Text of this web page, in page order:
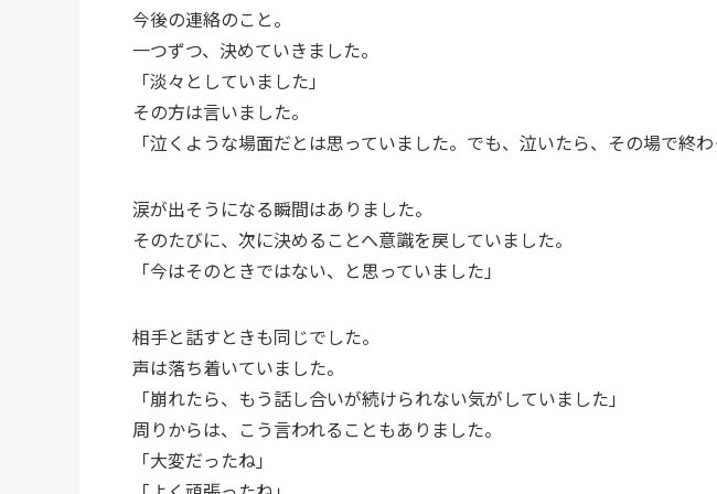
今後の連絡のこと。
一つずつ、決めていきました。
「淡々としていました」
その方は言いました。
「泣くような場面だとは思っていました。でも、泣いたら、その場で終わ
涙が出そうになる瞬間はありました。
そのたびに、次に決めることへ意識を戻していました。
「今はそのときではない、と思っていました」
相手と話すときも同じでした。
声は落ち着いていました。
「崩れたら、もう話し合いが続けられない気がしていました」
周りからは、こう言われることもありました。
「大変だったね」